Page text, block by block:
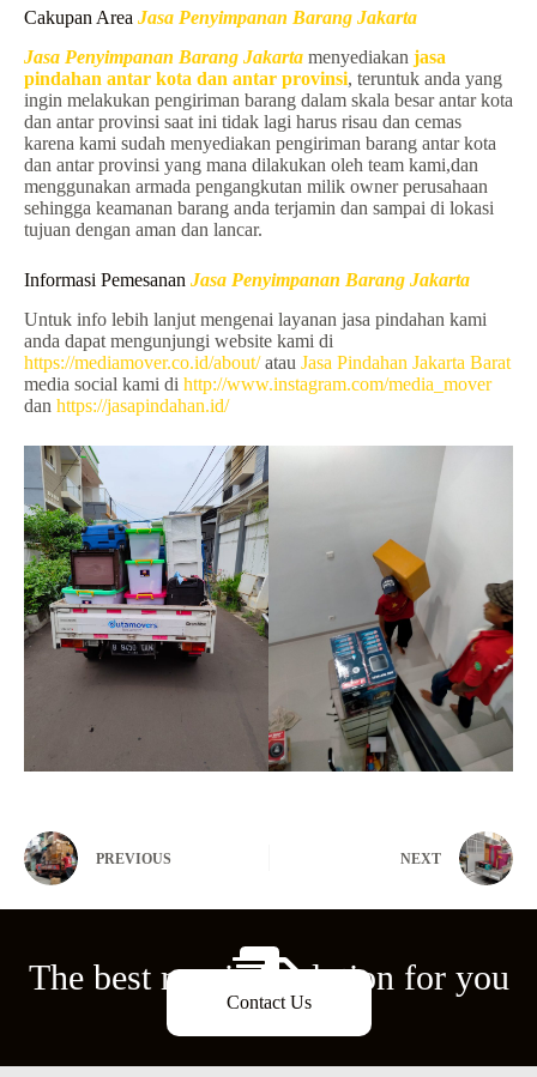
Cakupan Area Jasa Penyimpanan Barang Jakarta
Jasa Penyimpanan Barang Jakarta menyediakan jasa
pindahan antar kota dan antar provinsi, teruntuk anda yang
ingin melakukan pengiriman barang dalam skala besar antar kota
dan antar provinsi saat ini tidak lagi harus risau dan cemas
karena kami sudah menyediakan pengiriman barang antar kota
dan antar provinsi yang mana dilakukan oleh team kami,dan
menggunakan armada pengangkutan milik owner perusahaan
sehingga keamanan barang anda terjamin dan sampai di lokasi
tujuan dengan aman dan lancar.
Informasi Pemesanan Jasa Penyimpanan Barang Jakarta
Untuk info lebih lanjut mengenai layanan jasa pindahan kami
anda dapat mengunjungi website kami di
https://mediamover.co.id/about/atau Jasa Pindahan Jakarta Barat
media social kami di http://www.instagram.com/media_mover
dan https://jasapindahan.id/
PREVIOUS NEXT
The best moving solution for you
Contact Us